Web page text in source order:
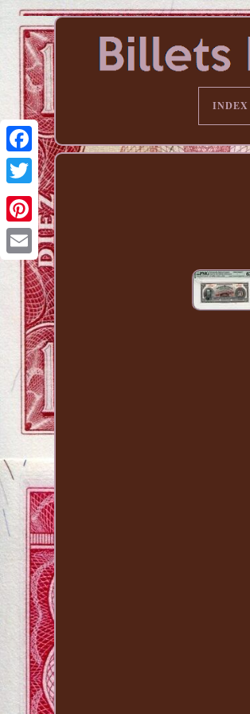
Pinterest
INDEX